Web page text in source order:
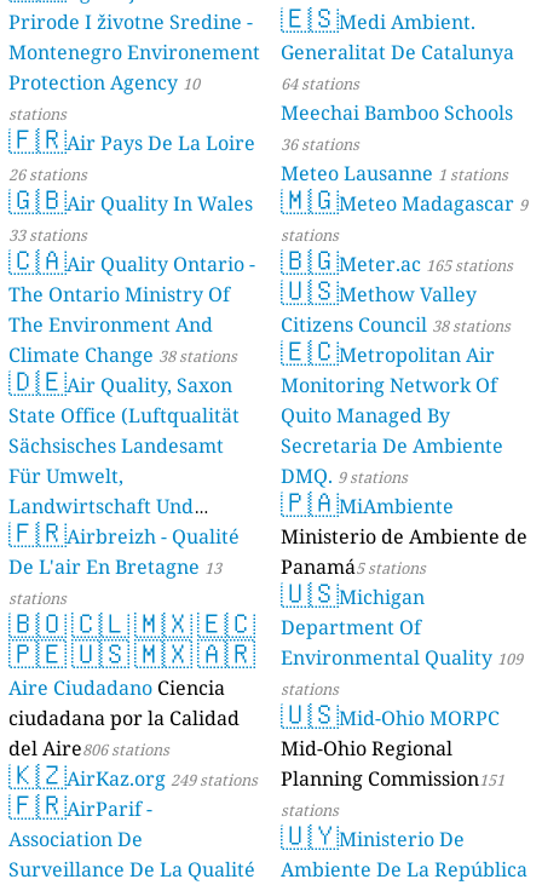
Prirode I životne Sredine -
Montenegro Environement
Protection Agency 10
stations
🇫🇷Air Pays De La Loire
26 stations
🇬🇧Air Quality In Wales
33 stations
🇨🇦Air Quality Ontario -
The Ontario Ministry Of
The Environment And
Climate Change 38 stations
🇩🇪Air Quality, Saxon
State Office (Luftqualität
Sächsisches Landesamt
Für Umwelt,
Landwirtschaft Und
Geologie) 50 stations
🇫🇷Airbreizh - Qualité
De L'air En Bretagne 13
stations
🇧🇴🇨🇱🇲🇽🇪🇨
🇵🇪🇺🇸🇲🇽🇦🇷
Aire Ciudadano Ciencia
ciudadana por la Calidad
del Aire806 stations
🇰🇿AirKaz.org 249 stations
🇫🇷AirParif -
Association De
Surveillance De La Qualité
🇪🇸Medi Ambient.
Generalitat De Catalunya
64 stations
Meechai Bamboo Schools
36 stations
Meteo Lausanne 1 stations
🇲🇬Meteo Madagascar 9
stations
🇧🇬Meter.ac 165 stations
🇺🇸Methow Valley
Citizens Council 38 stations
🇪🇨Metropolitan Air
Monitoring Network Of
Quito Managed By
Secretaria De Ambiente
DMQ. 9 stations
🇵🇦MiAmbiente
Ministerio de Ambiente de
Panamá5 stations
🇺🇸Michigan
Department Of
Environmental Quality 109
stations
🇺🇸Mid-Ohio MORPC
Mid-Ohio Regional
Planning Commission151
stations
🇺🇾Ministerio De
Ambiente De La República